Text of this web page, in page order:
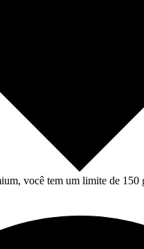
você tem um limite de